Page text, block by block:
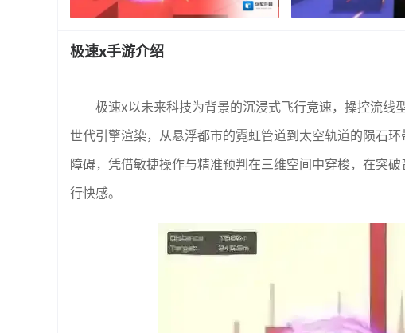
极速x手游介绍
极速x以未来科技为背景的沉浸式飞行竞速，操控流线
世代引擎渲染，从悬浮都市的霓虹管道到太空轨道的陨石
障碍，凭借敏捷操作与精准预判在三维空间中穿梭，在突
行快感。